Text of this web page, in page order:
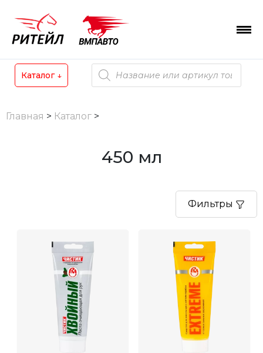
Skip
content
Каталог ↓
Поиск
товаров
Главная > Каталог >
450 мл
Фильтры